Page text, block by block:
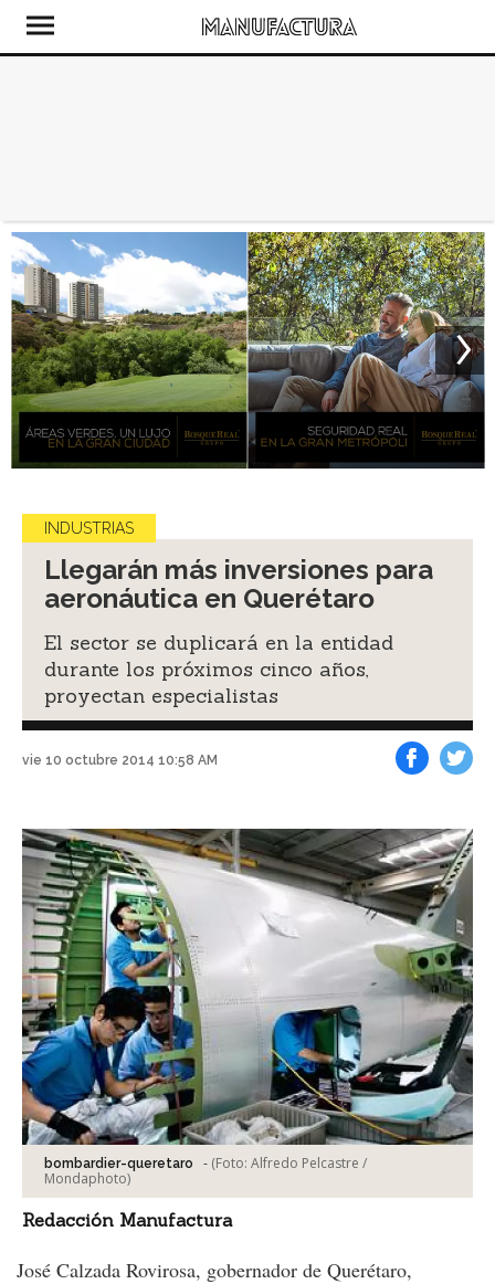
INDUSTRIAS
Llegarán más inversiones para
aeronáutica en Querétaro
El sector se duplicará en la entidad
durante los próximos cinco años,
proyectan especialistas
vie 10 octubre 2014 10:58 AM
bombardier-queretaro - (Foto: Alfredo Pelcastre /
Mondaphoto)
Redacción Manufactura
José Calzada Rovirosa, gobernador de Querétaro,